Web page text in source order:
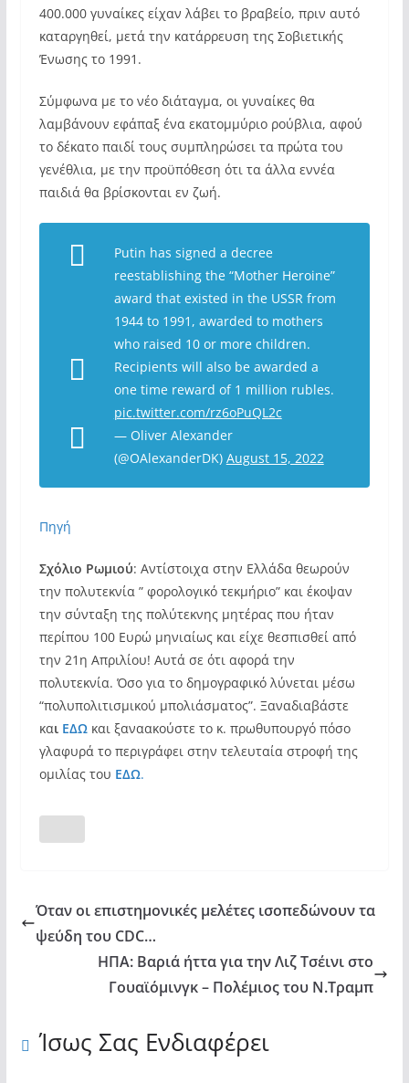
400.000 γυναίκες είχαν λάβει το βραβείο, πριν αυτό
καταργηθεί, μετά την κατάρρευση της Σοβιετικής
Ένωσης το 1991.
Σύμφωνα με το νέο διάταγμα, οι γυναίκες θα
λαμβάνουν εφάπαξ ένα εκατομμύριο ρούβλια, αφού
το δέκατο παιδί τους συμπληρώσει τα πρώτα του
γενέθλια, με την προϋπόθεση ότι τα άλλα εννέα
παιδιά θα βρίσκονται εν ζωή.
Putin has signed a decree
reestablishing the “Mother Heroine”
award that existed in the USSR from
1944 to 1991, awarded to mothers
who raised 10 or more children.
Recipients will also be awarded a
one time reward of 1 million rubles.
pic.twitter.com/rz6oPuQL2c
— Oliver Alexander
(@OAlexanderDK) August 15, 2022
Πηγή
Σχόλιο Ρωμιού: Αντίστοιχα στην Ελλάδα θεωρούν
την πολυτεκνία ” φορολογικό τεκμήριο” και έκοψαν
την σύνταξη της πολύτεκνης μητέρας που ήταν
περίπου 100 Ευρώ μηνιαίως και είχε θεσπισθεί από
την 21η Απριλίου! Αυτά σε ότι αφορά την
πολυτεκνία. Όσο για το δημογραφικό λύνεται μέσω
“πολυπολιτισμικού μπολιάσματος”. Ξαναδιαβάστε
και ΕΔΩκαι ξαναακούστε το κ. πρωθυπουργό πόσο
γλαφυρά το περιγράφει στην τελευταία στροφή της
ομιλίας του ΕΔΩ.
Όταν οι επιστημονικές μελέτες ισοπεδώνουν τα
ψεύδη του CDC…
ΗΠΑ: Βαριά ήττα για την Λιζ Τσέινι στο
Γουαϊόμινγκ – Πολέμιος του Ν.Τραμπ
Ίσως Σας Ενδιαφέρει